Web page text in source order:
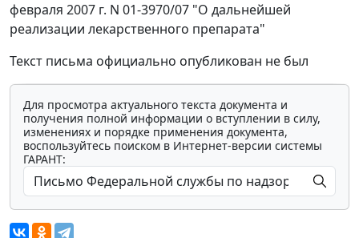
февраля 2007 г. N 01-3970/07 "О дальнейшей
реализации лекарственного препарата"
Текст письма официально опубликован не был
Для просмотра актуального текста документа и
получения полной информации о вступлении в силу,
изменениях и порядке применения документа,
воспользуйтесь поиском в Интернет-версии системы
ГАРАНТ: